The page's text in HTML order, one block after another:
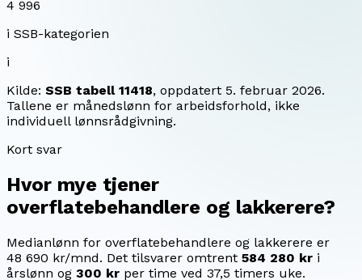
4 996
i SSB-kategorien
i
Kilde: SSB tabell 11418, oppdatert 5. februar 2026.
Tallene er månedslønn for arbeidsforhold, ikke
individuell lønnsrådgivning.
Kort svar
Hvor mye tjener
overflatebehandlere og lakkerere?
Medianlønn for overflatebehandlere og lakkerere er
48 690 kr/mnd. Det tilsvarer omtrent 584 280 kr i
årslønn og 300 kr per time ved 37,5 timers uke.